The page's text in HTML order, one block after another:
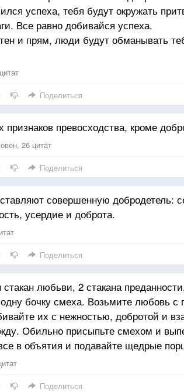
успеха, тебя будут окружать
Все равно добивайся успеха.
и прям, люди будут обманывать
годы, кто-то разрушит за одну
ты делаешь сегодня, завтра
лучшее из того, что у тебя
концов, то, что ты делаешь, все
и Богу.
Поделиться
превосходства, кроме
26 цитат
Поделиться
совершенную добродетель:
усердие и доброта.
Поделиться
любьви, 2 стакана
бочку смеха. Возьмите любовь
их с нежностью, добротой и
Обильно присыпьте смехом и
в объятия и подавайте щедрые
Поделиться